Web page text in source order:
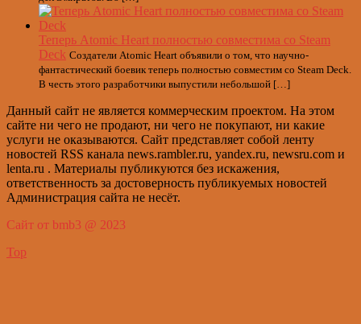
Теперь Atomic Heart полностью совместима со Steam
Deck Создатели Atomic Heart объявили о том, что научно-
фантастический боевик теперь полностью совместим со Steam Deck.
В честь этого разработчики выпустили небольшой […]
Данный сайт не является коммерческим проектом. На этом
сайте ни чего не продают, ни чего не покупают, ни какие
услуги не оказываются. Сайт представляет собой ленту
новостей RSS канала news.rambler.ru, yandex.ru, newsru.com и
lenta.ru . Материалы публикуются без искажения,
ответственность за достоверность публикуемых новостей
Администрация сайта не несёт.
Сайт от bmb3 @ 2023
Top